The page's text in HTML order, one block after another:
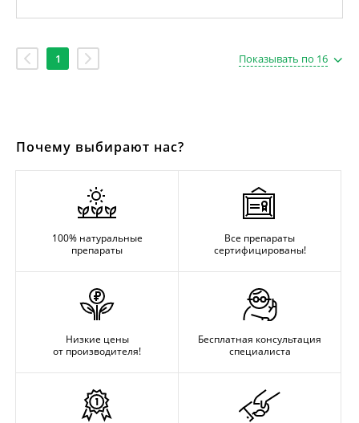
1 Показывать по 16
Почему выбирают нас?
100% натуральные
препараты
Все препараты
сертифицированы!
Низкие цены
от производителя!
Бесплатная консультация
специалиста